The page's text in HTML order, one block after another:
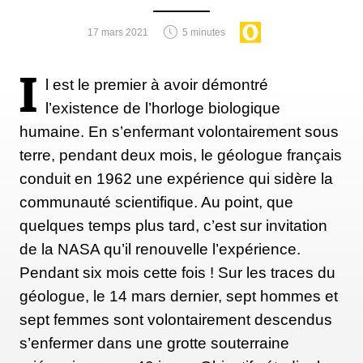
communication, pour organiser le travail, comme
s’ils s’inscrivaient pour effectuer certaines tâches, et
d’explorer, ou de travailler dans l’espace dédié aux
travaux scientifiques. Il faut imaginer que c’est
comme une plateforme, où chacun passe dans la
journée pour y passer plusieurs heures, échanger des
informations, et collaborer avec les autres »,
commente Jérémy Roumian.
« Leurs journées sont très denses, et s’articulent
surtout autour des activités de vie : puiser de l’eau,
la purifier, produire de l’énergie en pédalant sur des
vélos pour générer de l’électricité, évacuer les
17 mars 2021 5 minutes
I l est le premier à avoir démontré
l’existence de l’horloge biologique
humaine. En s’enfermant volontairement sous
terre, pendant deux mois, le géologue français
conduit en 1962 une expérience qui sidère la
communauté scientifique. Au point, que
quelques temps plus tard, c’est sur invitation
de la NASA qu’il renouvelle l’expérience.
Pendant six mois cette fois ! Sur les traces du
géologue, le 14 mars dernier, sept hommes et
sept femmes sont volontairement descendus
s’enfermer dans une grotte souterraine